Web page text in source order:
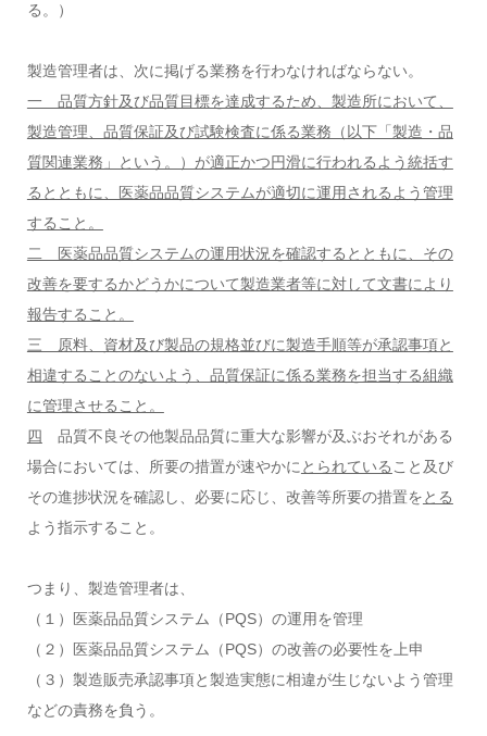
る。）
製造管理者は、次に掲げる業務を行わなければならない。
一 品質方針及び品質目標を達成するため、製造所において、
製造管理、品質保証及び試験検査に係る業務（以下「製造・品
質関連業務」という。）が適正かつ円滑に行われるよう統括す
るとともに、医薬品品質システムが適切に運用されるよう管理
すること。
二 医薬品品質システムの運用状況を確認するとともに、その
改善を要するかどうかについて製造業者等に対して文書により
報告すること。
三 原料、資材及び製品の規格並びに製造手順等が承認事項と
相違することのないよう、品質保証に係る業務を担当する組織
に管理させること。
四 品質不良その他製品品質に重大な影響が及ぶおそれがある
場合においては、所要の措置が速やかにとられている こと及び
その進捗状況を確認し、必要に応じ、改善等所要の措置をとる
よう指示すること。
つまり、製造管理者は、
（１）医薬品品質システム（PQS）の運用を管理
（２）医薬品品質システム（PQS）の改善の必要性を上申
（３）製造販売承認事項と製造実態に相違が生じないよう管理
などの責務を負う。